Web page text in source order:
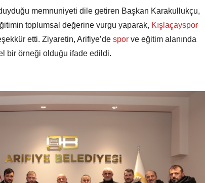
memnuniyeti dile getiren Başkan Karakullukçu,
toplumsal değerine vurgu yaparak, Kışlaçayspor
etti. Ziyaretin, Arifiye’de spor ve eğitim alanında
bir örneği olduğu ifade edildi.